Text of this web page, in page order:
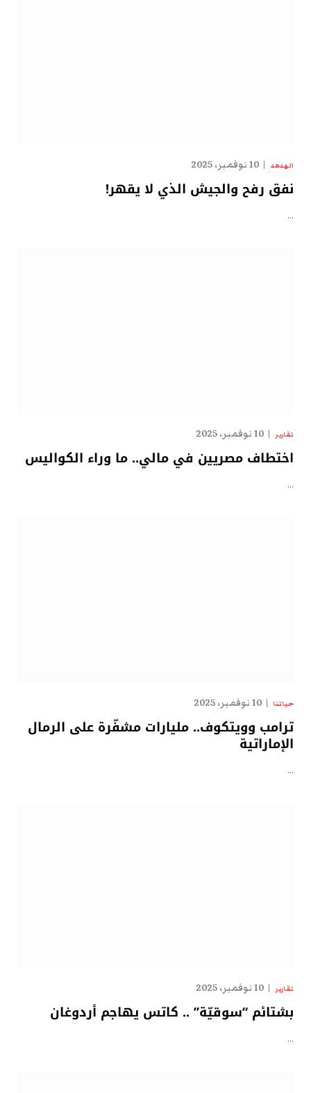
الهدهد 10 نوفمبر، 2025
نفق رفح والجيش الذي لا يقهر!
…
تقارير 10 نوفمبر، 2025
اختطاف مصريين في مالي.. ما وراء الكواليس
…
حياتنا 10 نوفمبر، 2025
ترامب وويتكوف.. مليارات مشفّرة على الرمال
الإماراتية
…
تقارير 10 نوفمبر، 2025
بشتائم “سوقيّة” .. كاتس يهاجم أردوغان
…